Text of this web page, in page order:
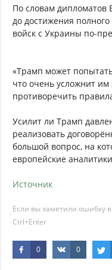
По словам дипломатов
до достижения
войск с Украины по-
«Трамп может
что очень усложнит
противоречить
Усилит ли Трамп
реализовать
большой вопрос, на
европейские
Источник
Если вы заметили ошибку
Ctrl+Enter
0 0